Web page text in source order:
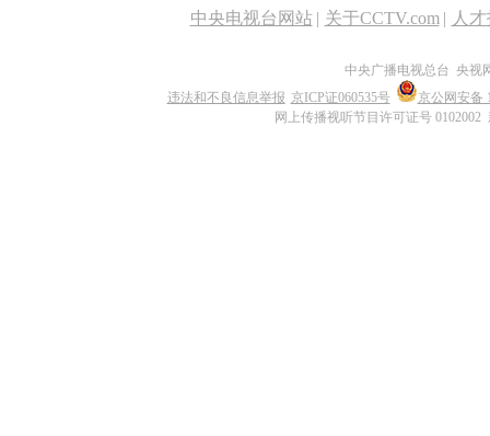
中央电视台网站 | 关于CCTV.com | 人
中央广播电视总台 央视
违法和不良信息举报 京ICP证060535号
京公网安备
网上传播视听节目许可证号 0102002